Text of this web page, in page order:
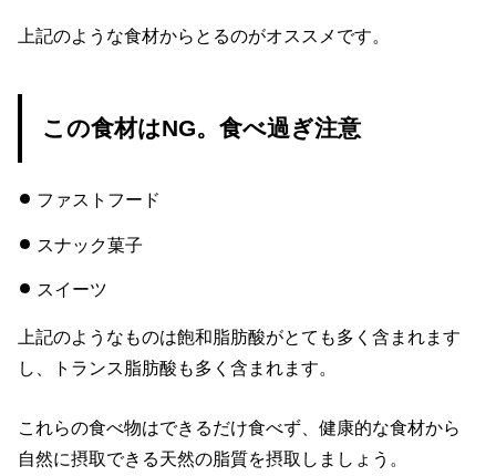
上記のような食材からとるのがオススメです。
この食材はNG。食べ過ぎ注意
ファストフード
スナック菓子
スイーツ
上記のようなものは飽和脂肪酸がとても多く含まれます
し、トランス脂肪酸も多く含まれます。
これらの食べ物はできるだけ食べず、健康的な食材から
自然に摂取できる天然の脂質を摂取しましょう。